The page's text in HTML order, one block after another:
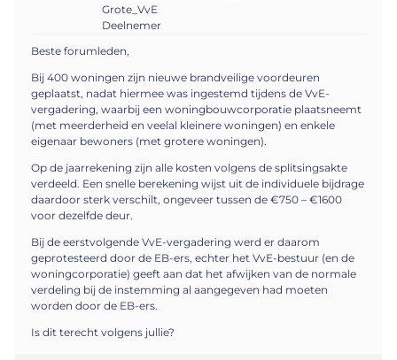
Grote_VvE
Deelnemer
Beste forumleden,
Bij 400 woningen zijn nieuwe brandveilige voordeuren
geplaatst, nadat hiermee was ingestemd tijdens de VvE-
vergadering, waarbij een woningbouwcorporatie plaatsneemt
(met meerderheid en veelal kleinere woningen) en enkele
eigenaar bewoners (met grotere woningen).
Op de jaarrekening zijn alle kosten volgens de splitsingsakte
verdeeld. Een snelle berekening wijst uit de individuele bijdrage
daardoor sterk verschilt, ongeveer tussen de €750 – €1600
voor dezelfde deur.
Bij de eerstvolgende VvE-vergadering werd er daarom
geprotesteerd door de EB-ers, echter het VvE-bestuur (en de
woningcorporatie) geeft aan dat het afwijken van de normale
verdeling bij de instemming al aangegeven had moeten
worden door de EB-ers.
Is dit terecht volgens jullie?